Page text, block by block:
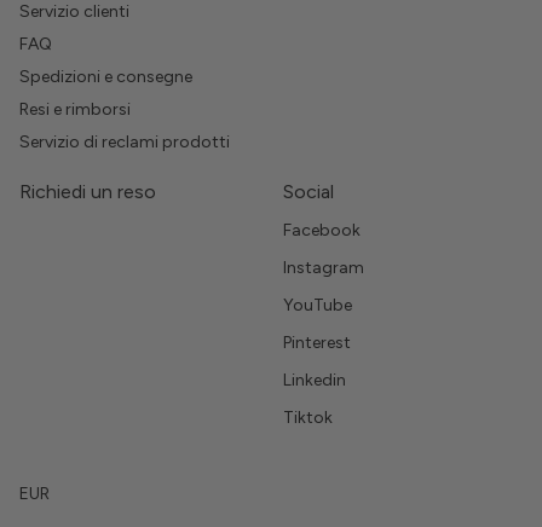
Servizio clienti
FAQ
Spedizioni e consegne
Resi e rimborsi
Servizio di reclami prodotti
Richiedi un reso Social
Facebook
Instagram
YouTube
Pinterest
Linkedin
Tiktok
EUR